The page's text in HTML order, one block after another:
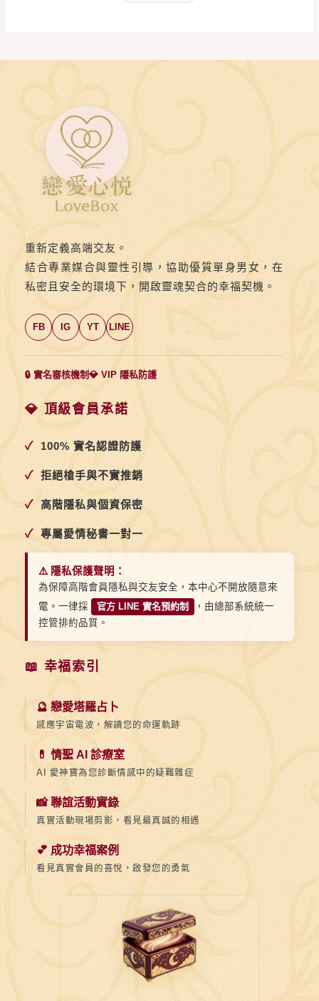
重新定義高端交友。
結合專業媒合與靈性引導，協助優質單身男女，在
私密且安全的環境下，開啟靈魂契合的幸福契機。
FB IG YT LINE
🔒 實名審核機制💎 VIP 隱私防護
💎 頂級會員承諾
✓ 100% 實名認證防護
✓ 拒絕槍手與不實推銷
✓ 高階隱私與個資保密
✓ 專屬愛情秘書一對一
⚠️ 隱私保護聲明：
為保障高階會員隱私與交友安全，本中心不開放隨意來
電。一律採
官方 LINE 實名預約制
，由總部系統統一
控管排約品質。
📖 幸福索引
🔮 戀愛塔羅占卜
感應宇宙電波，解讀您的命運軌跡
💊 情聖 AI 診療室
AI 愛神寶為您診斷情感中的疑難雜症
📸 聯誼活動實錄
真實活動現場剪影，看見最真誠的相遇
💕 成功幸福案例
看見真實會員的喜悅，啟發您的勇氣